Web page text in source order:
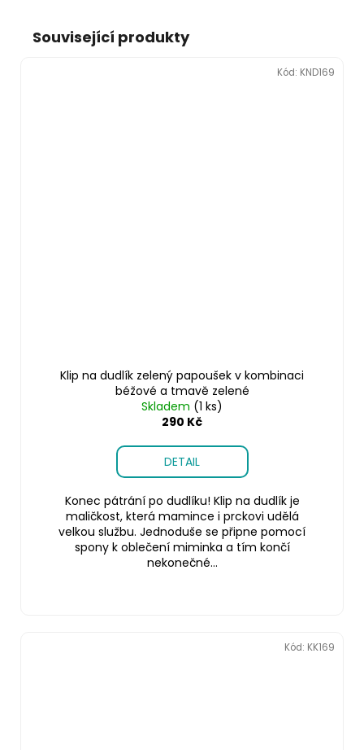
Související produkty
Klip na dudlík zelený papoušek v kombinaci
béžové a tmavě zelené
Skladem (1 ks)
290 Kč
DETAIL
Konec pátrání po dudlíku! Klip na dudlík je
maličkost, která mamince i prckovi udělá
velkou službu. Jednoduše se připne pomocí
spony k oblečení miminka a tím končí
nekonečné...
Kód: KND169
Kód: KK169